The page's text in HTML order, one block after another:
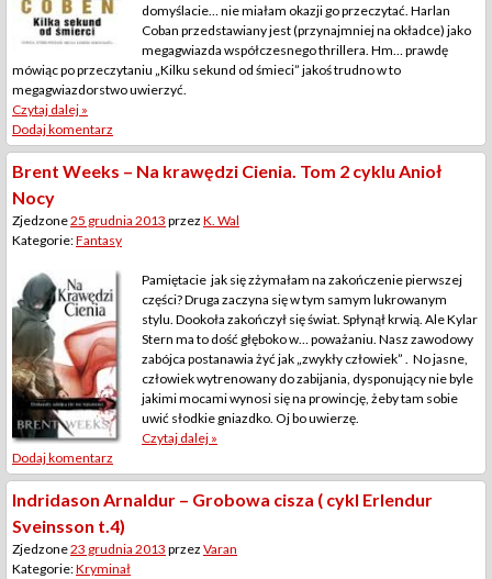
domyślacie… nie miałam okazji go przeczytać. Harlan
Coban przedstawiany jest (przynajmniej na okładce) jako
megagwiazda współczesnego thrillera. Hm… prawdę
mówiąc po przeczytaniu „Kilku sekund od śmieci” jakoś trudno w to
megagwiazdorstwo uwierzyć.
Czytaj dalej »
Dodaj komentarz
Brent Weeks – Na krawędzi Cienia. Tom 2 cyklu Anioł
Nocy
Zjedzone25 grudnia 2013 przez K. Wal
Kategorie:Fantasy
Pamiętacie jak się zżymałam na zakończenie pierwszej
części? Druga zaczyna się w tym samym lukrowanym
stylu. Dookoła zakończył się świat. Spłynął krwią. Ale Kylar
Stern ma to dość głęboko w… poważaniu. Nasz zawodowy
zabójca postanawia żyć jak „zwykły człowiek” . No jasne,
człowiek wytrenowany do zabijania, dysponujący nie byle
jakimi mocami wynosi się na prowincję, żeby tam sobie
uwić słodkie gniazdko. Oj bo uwierzę.
Czytaj dalej »
Dodaj komentarz
Indridason Arnaldur – Grobowa cisza ( cykl Erlendur
Sveinsson t.4)
Zjedzone23 grudnia 2013 przez Varan
Kategorie:Kryminał